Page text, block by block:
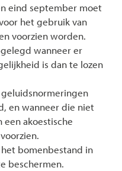
eind september moet
het gebruik van
voorzien worden.
wanneer er
is dan te lozen
en wanneer die niet
akoestische
bomenbestand in
beschermen.